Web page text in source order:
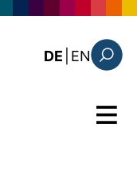
DE EN: the
Menü